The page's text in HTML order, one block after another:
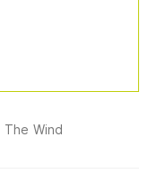
The Wind